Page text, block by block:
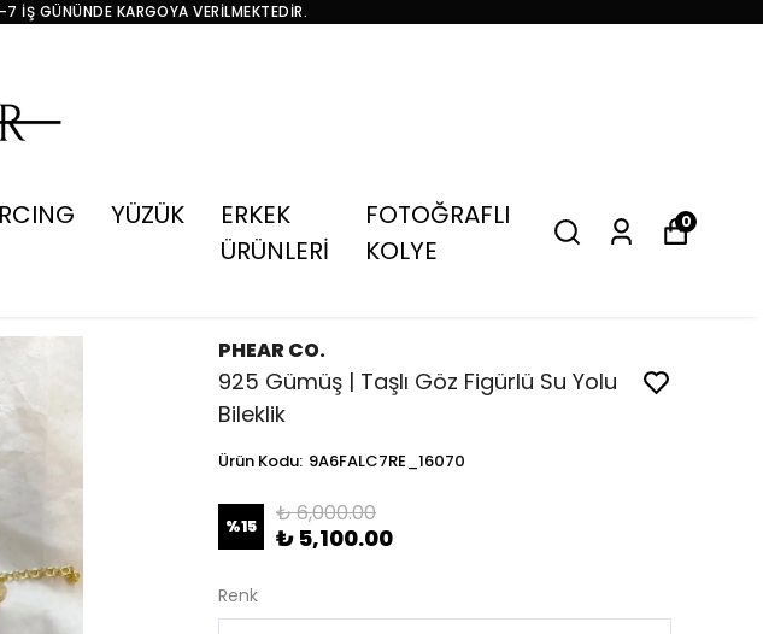
İŞ GÜNÜNDE KARGOYA VERİLMEKTEDİR.
YÜZÜK
ERKEK
ÜRÜNLERİ
FOTOĞRAFLI
KOLYE
0
PHEAR CO.
925 Gümüş | Taşlı Göz Figürlü Su Yolu
Bileklik
Ürün Kodu: 9A6FALC7RE_16070
%15 ₺ 6,000.00
₺ 5,100.00
Renk